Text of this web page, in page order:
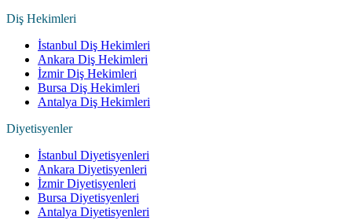
Diş Hekimleri
İstanbul Diş Hekimleri
Ankara Diş Hekimleri
İzmir Diş Hekimleri
Bursa Diş Hekimleri
Antalya Diş Hekimleri
Diyetisyenler
İstanbul Diyetisyenleri
Ankara Diyetisyenleri
İzmir Diyetisyenleri
Bursa Diyetisyenleri
Antalya Diyetisyenleri